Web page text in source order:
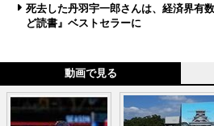
死去した丹羽宇一郎さんは、経済界有
ど読書』ベストセラーに
動画で見る